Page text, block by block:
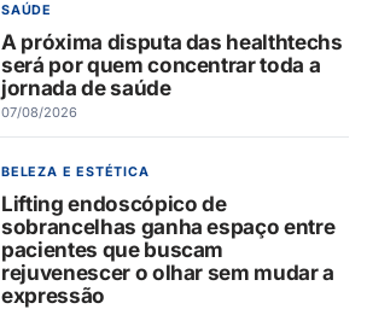
SAÚDE
A próxima disputa das healthtechs
será por quem concentrar toda a
jornada de saúde
07/08/2026
BELEZA E ESTÉTICA
Lifting endoscópico de
sobrancelhas ganha espaço entre
pacientes que buscam
rejuvenescer o olhar sem mudar a
expressão